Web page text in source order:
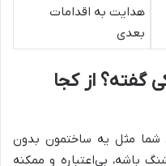
هدایت به اقدامات
بعدی
گفته؟ از کجا
شما مثل یه ساختمون بدون
باشه، بی‌اعتباره و ممکنه